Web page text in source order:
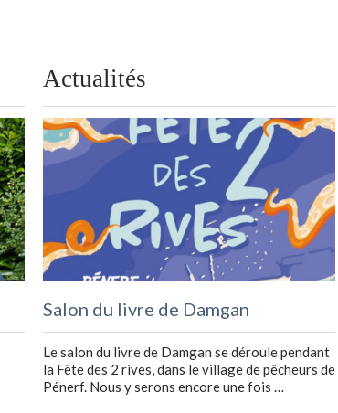
Actualités
Salon du livre de Damgan
Le salon du livre de Damgan se déroule pendant
la Fête des 2 rives, dans le village de pêcheurs de
Pénerf. Nous y serons encore une fois …